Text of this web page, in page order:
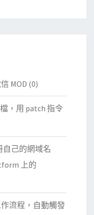
MOD (0)
，用 patch 指令
自己的網域名
上的
流程，自動觸發